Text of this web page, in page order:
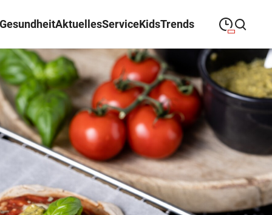
GesundheitAktuellesServiceKidsTrends
Suche schließenMontag
MONTAG 09:00—19:30
Dienstag
DIENSTAG 09:00 19:30
Mittwoch
MITTWOCH 09:00—
Donnerstag
DONNERSTAG 09:00
Freitag
FREITAG 09:00 19:30